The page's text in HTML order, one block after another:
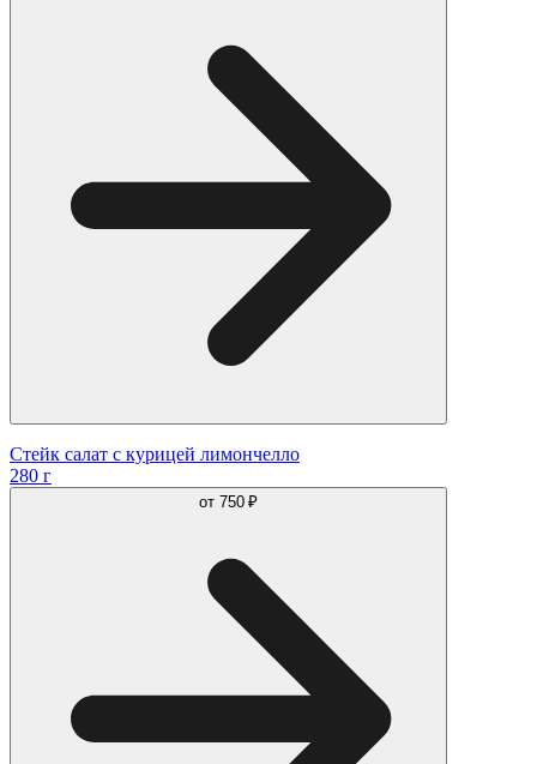
Стейк салат с курицей лимончелло
280 г
от 750 ₽